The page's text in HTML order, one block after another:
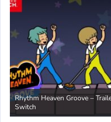
Rhythm Heaven Groove –
Switch